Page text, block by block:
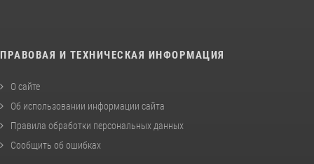
ПРАВОВАЯ И ТЕХНИЧЕСКАЯ ИНФОРМАЦИЯ
О сайте
Об использовании информации сайта
Правила обработки персональных данных
Сообщить об ошибках